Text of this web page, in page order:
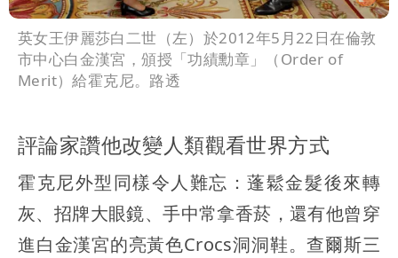
英女王伊麗莎白二世（左）於2012年5月22日在倫敦
市中心白金漢宮，頒授「功績勳章」（Order of
Merit）給霍克尼。路透
評論家讚他改變人類觀看世界方式
霍克尼外型同樣令人難忘：蓬鬆金髮後來轉
灰、招牌大眼鏡、手中常拿香菸，還有他曾穿
進白金漢宮的亮黃色Crocs洞洞鞋。查爾斯三